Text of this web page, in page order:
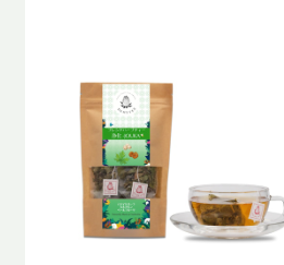
ブレンドハーブティー 浄化-
普通サイズ
¥1,240